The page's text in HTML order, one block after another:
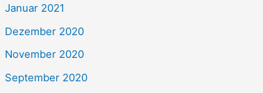
Januar 2021
Dezember 2020
November 2020
September 2020